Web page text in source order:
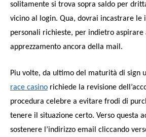
solitamente si trova sopra saldo per
vicino al login. Qua, dovrai incastrare le
personali richieste, per indietro aspirare
apprezzamento ancora della mail.
Piu volte, da ultimo del maturità di sign
race casino richiede la revisione
procedura celebre a evitare frodi di
tenere il situazione certo. Verso questa
sostenere l’indirizzo email cliccando